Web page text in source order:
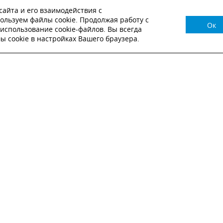
НУЖНА КОНСУЛЬТАЦИЯ?
ЗАЯВКУ И НАШ МЕНЕДЖЕР СВЯЖЕТСЯ
и его взаимодействия с
файлы cookie. Продолжая работу с
cookie-файлов. Вы всегда
cookie в настройках Вашего браузера.
Ок